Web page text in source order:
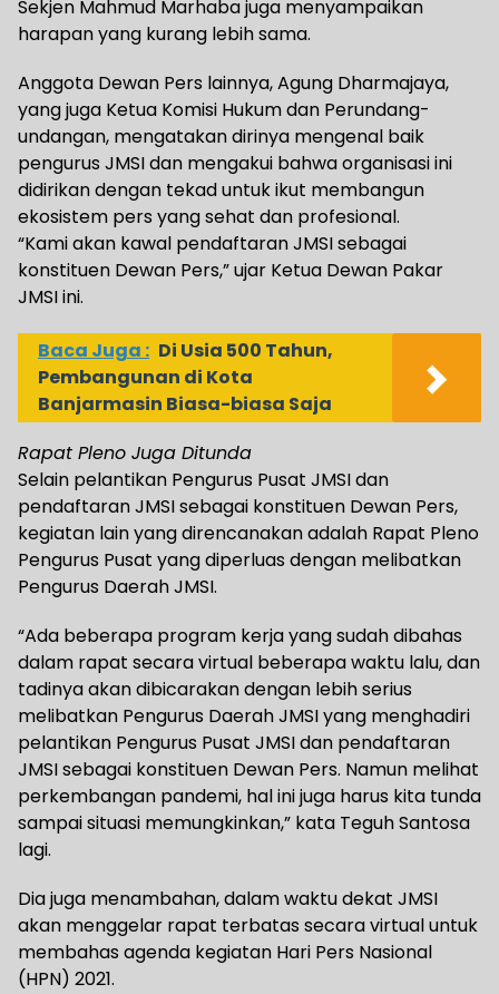
Sekjen Mahmud Marhaba juga menyampaikan
harapan yang kurang lebih sama.
Anggota Dewan Pers lainnya, Agung Dharmajaya,
yang juga Ketua Komisi Hukum dan Perundang-
undangan, mengatakan dirinya mengenal baik
pengurus JMSI dan mengakui bahwa organisasi ini
didirikan dengan tekad untuk ikut membangun
ekosistem pers yang sehat dan profesional.
“Kami akan kawal pendaftaran JMSI sebagai
konstituen Dewan Pers,” ujar Ketua Dewan Pakar
JMSI ini.
Baca Juga : Di Usia 500 Tahun,
Pembangunan di Kota
Banjarmasin Biasa-biasa Saja
Rapat Pleno Juga Ditunda
Selain pelantikan Pengurus Pusat JMSI dan
pendaftaran JMSI sebagai konstituen Dewan Pers,
kegiatan lain yang direncanakan adalah Rapat Pleno
Pengurus Pusat yang diperluas dengan melibatkan
Pengurus Daerah JMSI.
“Ada beberapa program kerja yang sudah dibahas
dalam rapat secara virtual beberapa waktu lalu, dan
tadinya akan dibicarakan dengan lebih serius
melibatkan Pengurus Daerah JMSI yang menghadiri
pelantikan Pengurus Pusat JMSI dan pendaftaran
JMSI sebagai konstituen Dewan Pers. Namun melihat
perkembangan pandemi, hal ini juga harus kita tunda
sampai situasi memungkinkan,” kata Teguh Santosa
lagi.
Dia juga menambahan, dalam waktu dekat JMSI
akan menggelar rapat terbatas secara virtual untuk
membahas agenda kegiatan Hari Pers Nasional
(HPN) 2021.